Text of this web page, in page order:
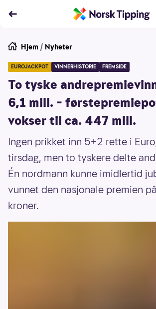
Hjem / Nyheter
EUROJACKPOT VINNERHISTORIE FREMSIDE
To tyske
6,1 mill. –
vokser til ca. 447 mill.
Ingen prikket inn 5+2 rette i
tirsdag, men to tyskere delte
Én nordmann kunne imidlertid
vunnet den nasjonale premien
kroner.